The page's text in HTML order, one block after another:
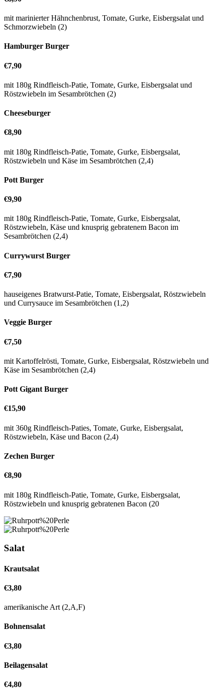
mit marinierter Hähnchenbrust, Tomate, Gurke, Eisbergsalat und
Schmorzwiebeln (2)
Hamburger Burger
€7,90
mit 180g Rindfleisch-Patie, Tomate, Gurke, Eisbergsalat und
Röstzwiebeln im Sesambrötchen (2)
Cheeseburger
€8,90
mit 180g Rindfleisch-Patie, Tomate, Gurke, Eisbergsalat,
Röstzwiebeln und Käse im Sesambrötchen (2,4)
Pott Burger
€9,90
mit 180g Rindfleisch-Patie, Tomate, Gurke, Eisbergsalat,
Röstzwiebeln, Käse und knusprig gebratenem Bacon im
Sesambrötchen (2,4)
Currywurst Burger
€7,90
hauseigenes Bratwurst-Patie, Tomate, Eisbergsalat, Röstzwiebeln
und Currysauce im Sesambrötchen (1,2)
Veggie Burger
€7,50
mit Kartoffelrösti, Tomate, Gurke, Eisbergsalat, Röstzwiebeln und
Käse im Sesambrötchen (2,4)
Pott Gigant Burger
€15,90
mit 360g Rindfleisch-Paties, Tomate, Gurke, Eisbergsalat,
Röstzwiebeln, Käse und Bacon (2,4)
Zechen Burger
€8,90
mit 180g Rindfleisch-Patie, Tomate, Gurke, Eisbergsalat,
Röstzwiebeln und knusprig gebratenen Bacon (20
Salat
Krautsalat
€3,80
amerikanische Art (2,A,F)
Bohnensalat
€3,80
Beilagensalat
€4,80